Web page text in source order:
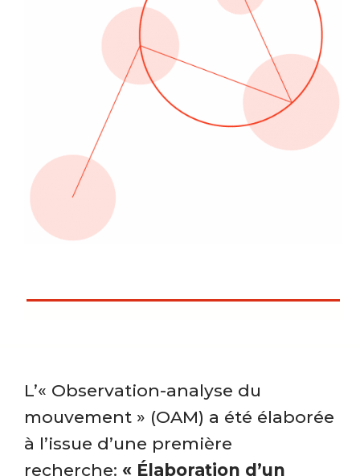
L’« Observation-analyse du
mouvement » (OAM) a été élaborée
à l’issue d’une première
recherche: « Élaboration d’un